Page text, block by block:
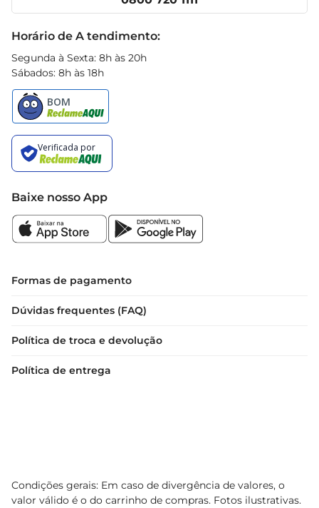
roupas, o amaciante Comfort Segredos cuida do
meio ambiente, pois além de ser concentrado,
sua garrafa e tampa são feitas de plástico
reciclado ereciclável. Faça o descarte consciente.
Com o amaciante Comfort, suas roupas ficam
livres de bolinhas e conservam a sua forma e cor.
Comfort concentrado possui perfume
encapsulado que penetra no tecido durante o
processo de lavagem de roupa, deixandoa muito
mais cheirosa até mesmo depois de seca O
motivo Quando você se movimenta, essas
cápsulas de perfume se rompem e liberam essa
fragrância misteriosa e incrível, fazendo com que
mais. Impossível não querer descobrir o segredo
Horário de A tendimento:
Segunda à Sexta: 8h às 20h
Sábados: 8h às 18h
Baixe nosso App
Formas de pagamento
Dúvidas frequentes (FAQ)
Política de troca e devolução
Política de entrega
Condições gerais: Em caso de divergência de valores, o
valor válido é o do carrinho de compras. Fotos ilustrativas.